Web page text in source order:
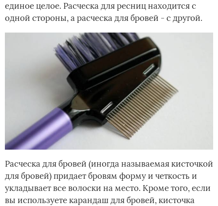
единое целое. Расческа для ресниц находится с
одной стороны, а расческа для бровей - с другой.
Расческа для бровей (иногда называемая кисточкой
для бровей) придает бровям форму и четкость и
укладывает все волоски на место. Кроме того, если
вы используете карандаш для бровей, кисточка